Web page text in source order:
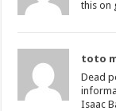
this on
toto
Dead
Isaac